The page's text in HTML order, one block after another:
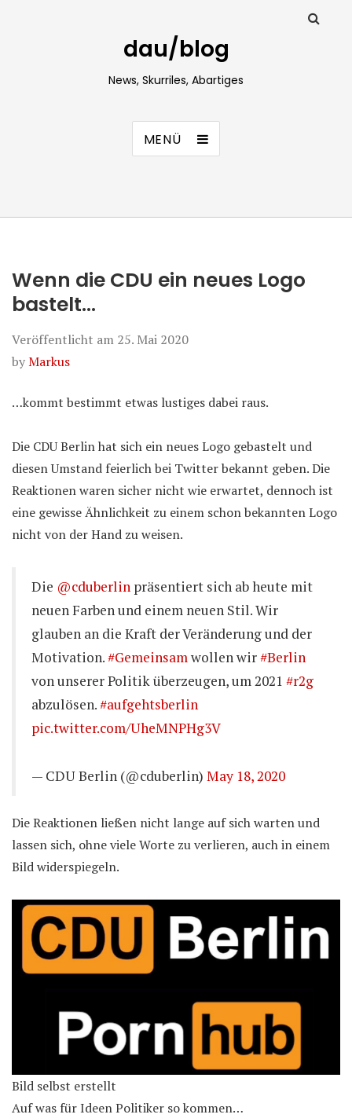
dau/blog
News, Skurriles, Abartiges
MENÜ
Wenn die CDU ein neues Logo
bastelt…
Veröffentlicht am 25. Mai 2020
byMarkus
…kommt bestimmt etwas lustiges dabei raus.
Die CDU Berlin hat sich ein neues Logo gebastelt und
diesen Umstand feierlich bei Twitter bekannt geben. Die
Reaktionen waren sicher nicht wie erwartet, dennoch ist
eine gewisse Ähnlichkeit zu einem schon bekannten Logo
nicht von der Hand zu weisen.
Die @cduberlin präsentiert sich ab heute mit
neuen Farben und einem neuen Stil. Wir
glauben an die Kraft der Veränderung und der
Motivation.#Gemeinsamwollen wir#Berlin
von unserer Politik überzeugen, um 2021 #r2g
abzulösen.#aufgehtsberlin
pic.twitter.com/UheMNPHg3V
— CDU Berlin (@cduberlin) May 18, 2020
Die Reaktionen ließen nicht lange auf sich warten und
lassen sich, ohne viele Worte zu verlieren, auch in einem
Bild widerspiegeln.
Bild selbst erstellt
Auf was für Ideen Politiker so kommen…